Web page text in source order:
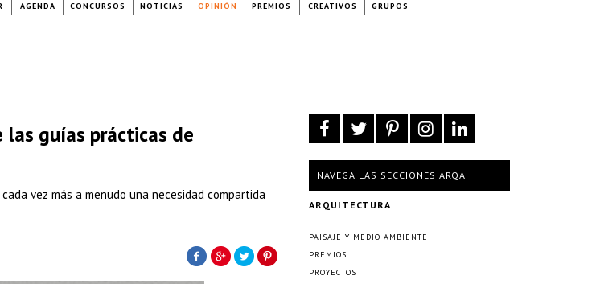
AGENDA CONCURSOS NOTICIAS OPINIÓN PREMIOS CREATIVOS GRUPOS
las guías prácticas de
vez más a menudo una necesidad compartida
NAVEGÁ LAS SECCIONES ARQA
ARQUITECTURA
PAISAJE Y MEDIO AMBIENTE
PREMIOS
PROYECTOS